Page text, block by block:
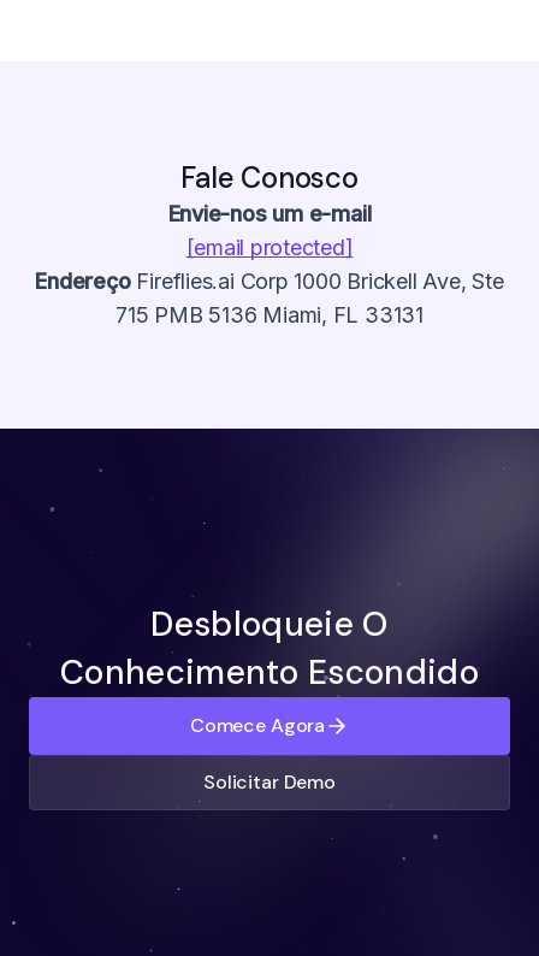
Fale Conosco
Envie-nos um e-mail
[email protected]
EndereçoFireflies.ai Corp 1000 Brickell Ave, Ste
715 PMB 5136 Miami, FL 33131
Desbloqueie O
Conhecimento Escondido
Comece Agora
Solicitar Demo